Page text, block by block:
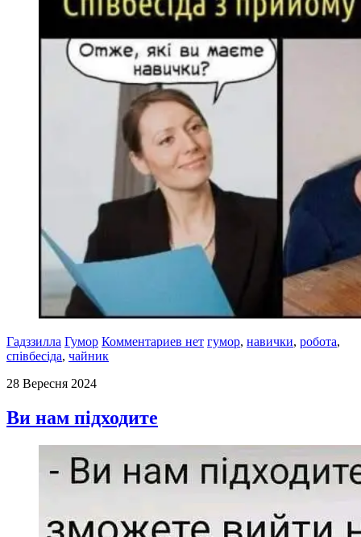
Гадззилла Гумор Комментариев нет гумор, навички, робота,
співбесіда, чайник
28 Вересня 2024
Ви нам підходите